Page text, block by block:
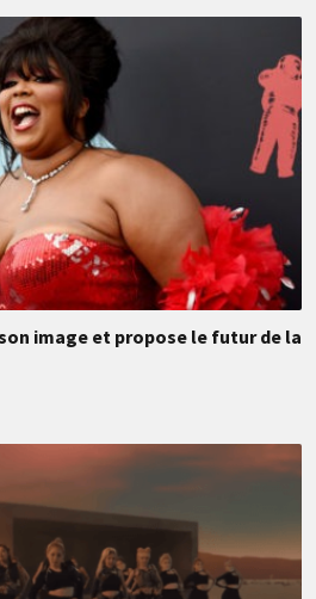
son image et propose le futur de la